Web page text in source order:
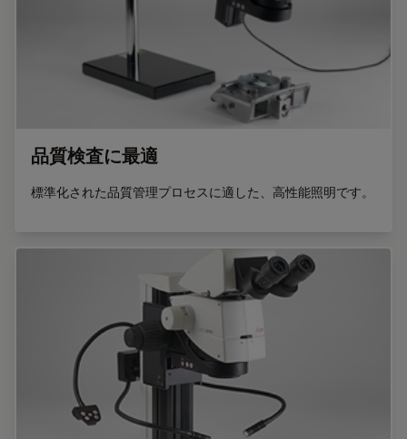
品質検査に最適
標準化された品質管理プロセスに適した、高性能照明です。